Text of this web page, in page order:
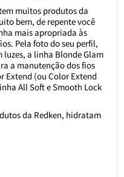
muitos produtos da
bem, de repente você
mais apropriada às
Pela foto do seu perfil,
luzes, a linha Blonde Glam
a manutenção dos fios
Extend (ou Color Extend
All Soft e Smooth Lock
da Redken, hidratam